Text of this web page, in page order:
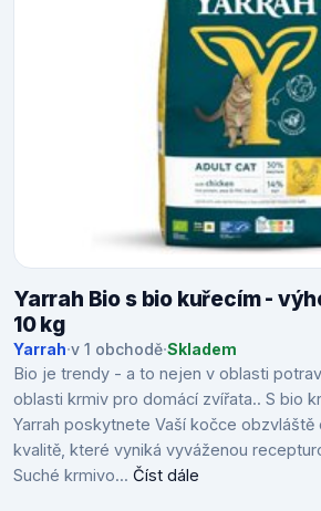
Yarrah Bio s bio kuřecím -
10 kg
Yarrah·v 1 obchodě·Skladem
Bio je trendy - a to nejen v oblasti
oblasti krmiv pro domácí zvířata.. S bio
Yarrah poskytnete Vaší kočce obzvláště
kvalitě, které vyniká vyváženou
Suché krmivo... Číst dále